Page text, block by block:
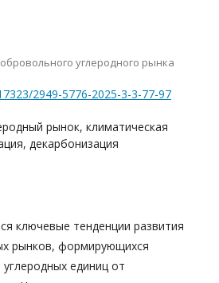
углеродного рынка
2949-5776-2025-3-3-77-97
рынок, климатическая
декарбонизация
ключевые тенденции развития
рынков, формирующихся
единиц от